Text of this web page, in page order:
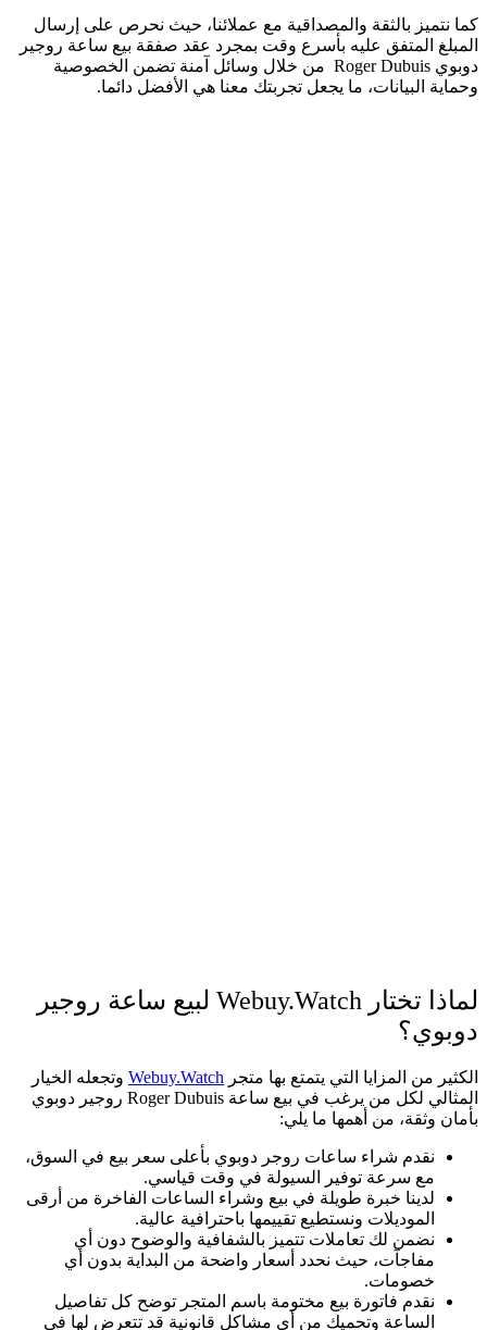
كما نتميز بالثقة والمصداقية مع عملائنا، حيث نحرص على إرسال
المبلغ المتفق عليه بأسرع وقت بمجرد عقد صفقة بيع ساعة روجير
دوبوي Roger Dubuis من خلال وسائل آمنة تضمن الخصوصية
وحماية البيانات، ما يجعل تجربتك معنا هي الأفضل دائما.
لماذا تختار Webuy.Watch لبيع ساعة روجير
دوبوي؟
الكثير من المزايا التي يتمتع بها متجر Webuy.Watch وتجعله الخيار
المثالي لكل من يرغب في بيع ساعة Roger Dubuis روجير دوبوي
بأمان وثقة، من أهمها ما يلي:
نقدم شراء ساعات روجر دوبوي بأعلى سعر بيع في السوق،
مع سرعة توفير السيولة في وقت قياسي.
لدينا خبرة طويلة في بيع وشراء الساعات الفاخرة من أرقى
الموديلات ونستطيع تقييمها باحترافية عالية.
نضمن لك تعاملات تتميز بالشفافية والوضوح دون أي
مفاجآت، حيث نحدد أسعار واضحة من البداية بدون أي
خصومات.
نقدم فاتورة بيع مختومة باسم المتجر توضح كل تفاصيل
الساعة وتحميك من أي مشاكل قانونية قد تتعرض لها في